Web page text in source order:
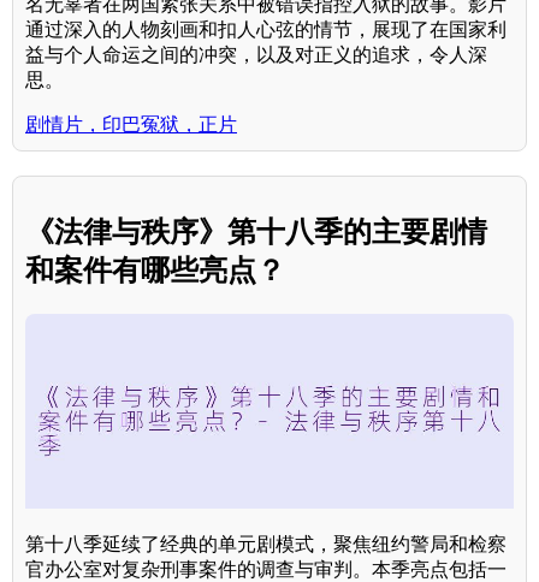
名无辜者在两国紧张关系中被错误指控入狱的故事。影片
通过深入的人物刻画和扣人心弦的情节，展现了在国家利
益与个人命运之间的冲突，以及对正义的追求，令人深
思。
剧情片，印巴冤狱，正片
《法律与秩序》第十八季的主要剧情
和案件有哪些亮点？
第十八季延续了经典的单元剧模式，聚焦纽约警局和检察
官办公室对复杂刑事案件的调查与审判。本季亮点包括一